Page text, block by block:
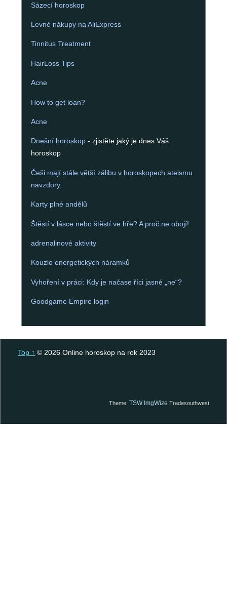
Sázecí horoskop
Levné nákupy na AliExpress
Tinnitus Treatment
HairLoss Tips
Acne
How to get loan?
Acne
Dnešní horoskop- zjistěte jaký je dnes Váš
horoskop
Češi mají stále větší zálibu v horoskopech ateismu
navzdory
Karty plné andělů
Štěstí v lásce nebo štěstí ve hře? A proč ne obojí!
adrenalinové aktivity
Kouzlo energetických náramků
Vyhoření v práci: Kdy je načase říci jasné „ne“?
Goodgame Empire login
Top ↑ © 2026 Online horoskop na rok 2023
Theme: TSW ImgWize Tradesouthwest